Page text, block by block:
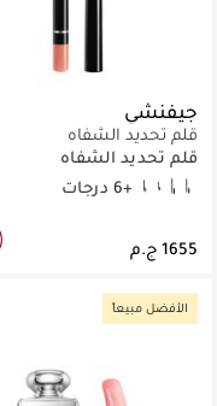
جيفنشي
قلم تحديد الشفاه
قلم تحديد الشفاه
N°10 BEIGE MOUSSELINE
N°4 FUCHSIA IRRÉSISTIBLE
N°8 PARME SILHOUETTE
N°5 CORAIL DÉCOLLETÉ
+6 درجات
الأفضل مبيعاً